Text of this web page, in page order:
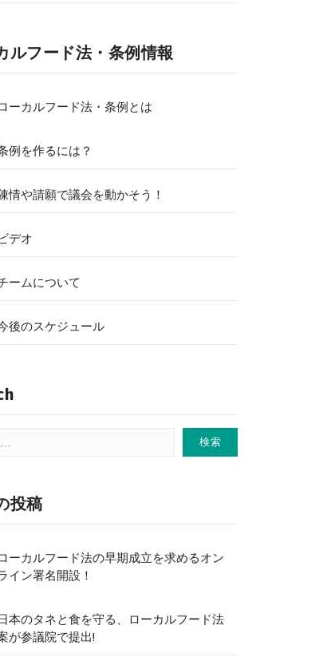
ルフード法・条例情報
ーカルフード法・条例とは
例を作るには？
情や請願で議会を動かそう！
デオ
ームについて
後のスケジュール
投稿
ーカルフード法の早期成立を求めるオン
イン署名開設！
本のタネと食を守る、ローカルフード法
が参議院で提出!